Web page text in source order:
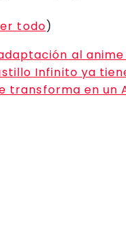
todo)
al
Infinito ya
transforma en un